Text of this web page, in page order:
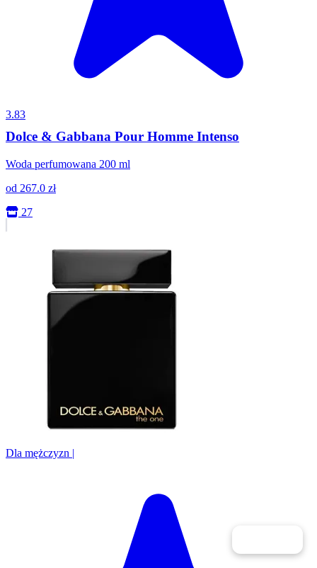
3.83
Dolce & Gabbana Pour Homme Intenso
Woda perfumowana 200 ml
od 267.0 zł
27
Dla mężczyzn |